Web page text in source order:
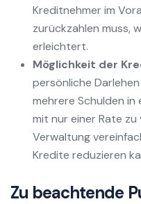
Kreditnehmer im
zurückzahlen muss,
erleichtert.
Möglichkeit der
persönliche
mehrere Schulden in
mit nur einer Rate
Verwaltung
Kredite reduzieren
Zu beachtende